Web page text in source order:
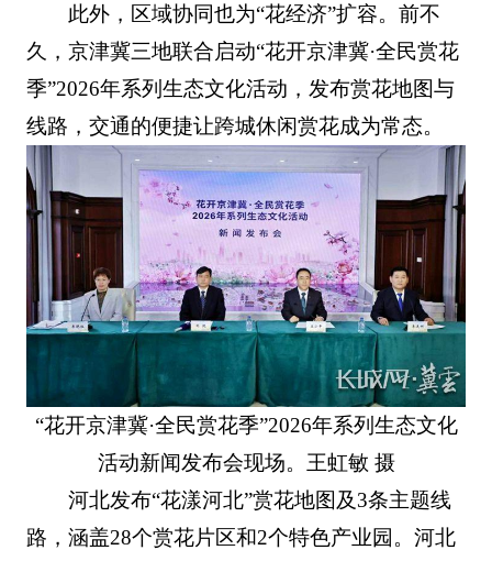
此外，区域协同也为“花经济”扩容。前不
久，京津冀三地联合启动“花开京津冀·全民赏花
季”2026年系列生态文化活动，发布赏花地图与
线路，交通的便捷让跨城休闲赏花成为常态。
“花开京津冀·全民赏花季”2026年系列生态文化
活动新闻发布会现场。王虹敏 摄
河北发布“花漾河北”赏花地图及3条主题线
路，涵盖28个赏花片区和2个特色产业园。河北